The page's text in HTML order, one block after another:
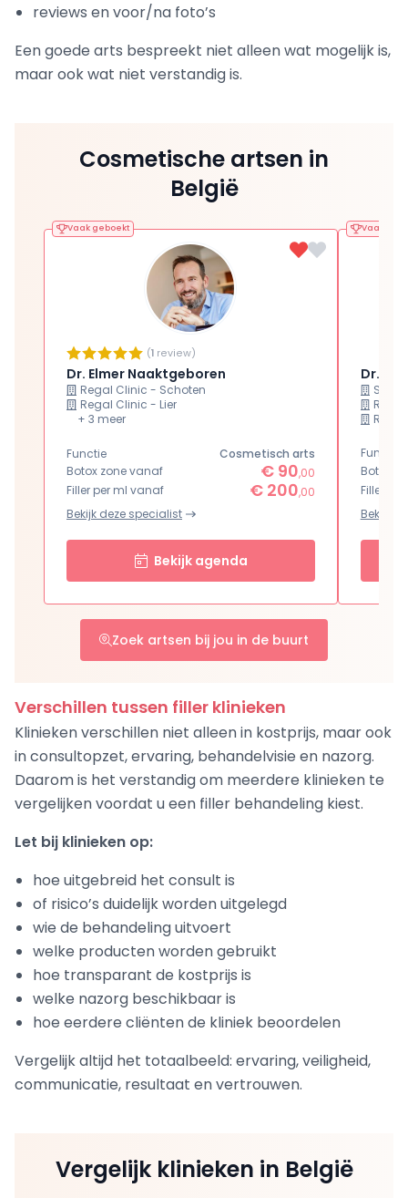
reviews en voor/na foto’s
Een goede arts bespreekt niet alleen wat mogelijk is,
maar ook wat niet verstandig is.
Cosmetische artsen in
België
Vaak geboekt
(1 review)
Dr. Elmer Naaktgeboren
Regal Clinic - Schoten
Regal Clinic - Lier
+ 3 meer
Functie
Cosmetisch arts
Botox zone vanaf
€ 90,00
Filler per ml vanaf
€ 200,00
Bekijk deze specialist
Bekijk agenda
Vaak
Dr.
Functie
Botox
Filler
Bekijk
Zoek artsen bij jou in de buurt
Verschillen tussen filler klinieken
Klinieken verschillen niet alleen in kostprijs, maar ook
in consultopzet, ervaring, behandelvisie en nazorg.
Daarom is het verstandig om meerdere klinieken te
vergelijken voordat u een filler behandeling kiest.
Let bij klinieken op:
hoe uitgebreid het consult is
of risico’s duidelijk worden uitgelegd
wie de behandeling uitvoert
welke producten worden gebruikt
hoe transparant de kostprijs is
welke nazorg beschikbaar is
hoe eerdere cliënten de kliniek beoordelen
Vergelijk altijd het totaalbeeld: ervaring, veiligheid,
communicatie, resultaat en vertrouwen.
Vergelijk klinieken in België